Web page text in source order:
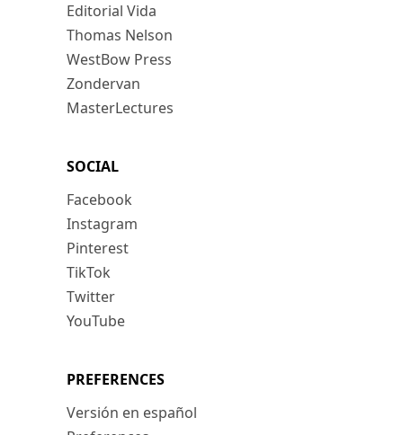
Editorial Vida
Thomas Nelson
WestBow Press
Zondervan
MasterLectures
SOCIAL
Facebook
Instagram
Pinterest
TikTok
Twitter
YouTube
PREFERENCES
Versión en español